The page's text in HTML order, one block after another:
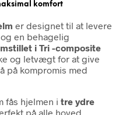
komfort
er designet til at levere
en behagelig
i Tri -composite
og letvægt for at give
på kompromis med
fås hjelmen i tre ydre
på alle hoved